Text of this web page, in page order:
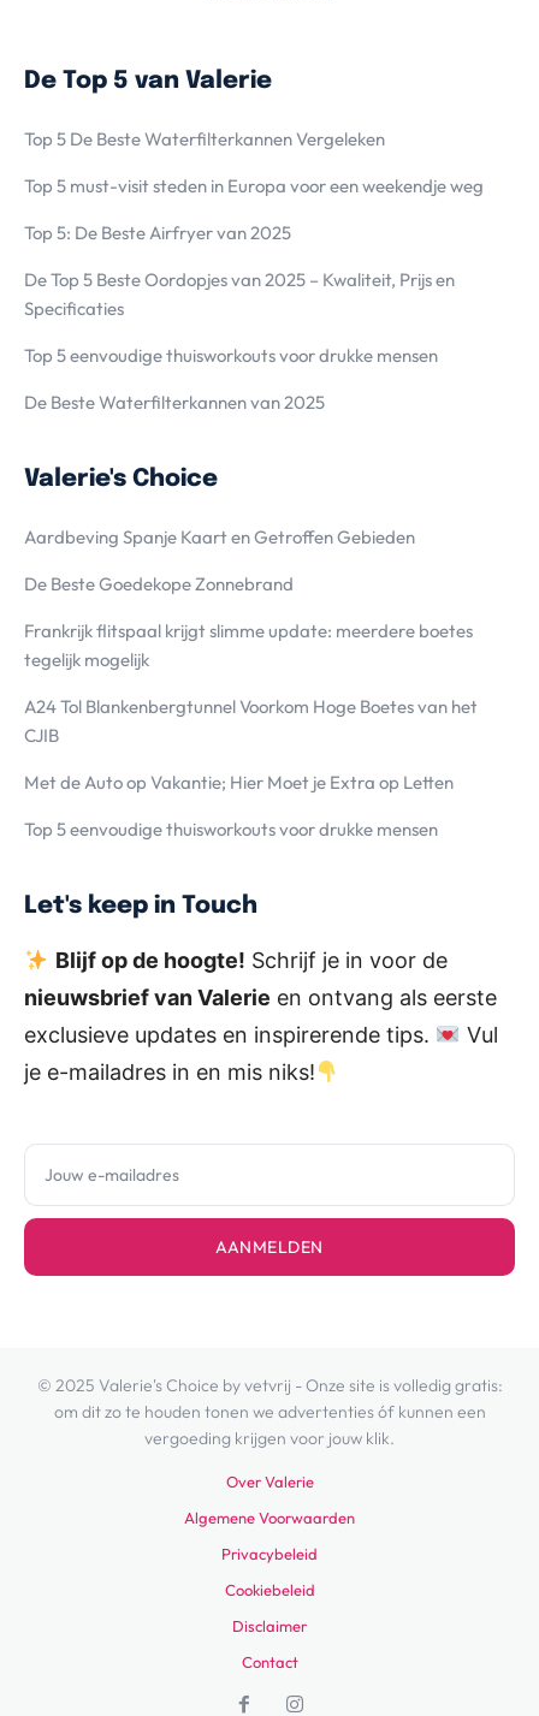
De Top 5 van Valerie
Top 5 De Beste Waterfilterkannen Vergeleken
Top 5 must-visit steden in Europa voor een weekendje weg
Top 5: De Beste Airfryer van 2025
De Top 5 Beste Oordopjes van 2025 – Kwaliteit, Prijs en
Specificaties
Top 5 eenvoudige thuisworkouts voor drukke mensen
De Beste Waterfilterkannen van 2025
Valerie's Choice
Aardbeving Spanje Kaart en Getroffen Gebieden
De Beste Goedekope Zonnebrand
Frankrijk flitspaal krijgt slimme update: meerdere boetes
tegelijk mogelijk
A24 Tol Blankenbergtunnel Voorkom Hoge Boetes van het
CJIB
Met de Auto op Vakantie; Hier Moet je Extra op Letten
Top 5 eenvoudige thuisworkouts voor drukke mensen
Let's keep in Touch
Blijf op de hoogte! Schrijf je in voor de
nieuwsbrief van Valerie en ontvang als eerste
exclusieve updates en inspirerende tips.
Vul
je e-mailadres in en mis niks!
AANMELDEN
© 2025 Valerie's Choice by vetvrij - Onze site is volledig gratis:
om dit zo te houden tonen we advertenties óf kunnen een
vergoeding krijgen voor jouw klik.
Over Valerie
Algemene Voorwaarden
Privacybeleid
Cookiebeleid
Disclaimer
Contact